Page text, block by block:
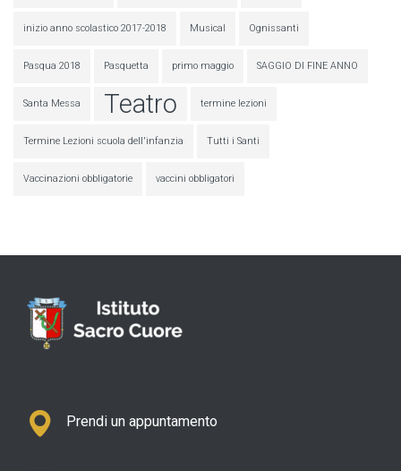
inizio anno scolastico 2017-2018 Musical Ognissanti
Pasqua 2018 Pasquetta primo maggio SAGGIO DI FINE ANNO
Santa Messa Teatro termine lezioni
Termine Lezioni scuola dell'infanzia Tutti i Santi
Vaccinazioni obbligatorie vaccini obbligatori
Prendi un appuntamento